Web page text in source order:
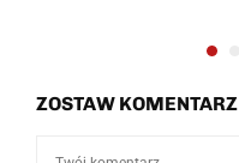
ZOSTAW KOMENTARZ